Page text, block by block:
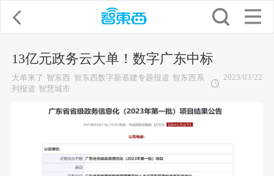
13亿元政务云大单！数字广东中标
大单来了 智东西 智东西数字新基建专题报道 智东西系
列报道 智慧城市
2023/03/22